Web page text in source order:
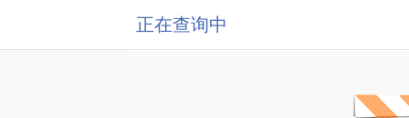
正在查询中